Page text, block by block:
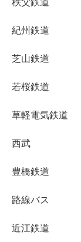
秩父鉄道
紀州鉄道
芝山鉄道
若桜鉄道
草軽電気鉄道
西武
豊橋鉄道
路線バス
近江鉄道